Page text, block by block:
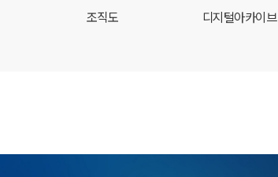
조직도 디지털아카이브